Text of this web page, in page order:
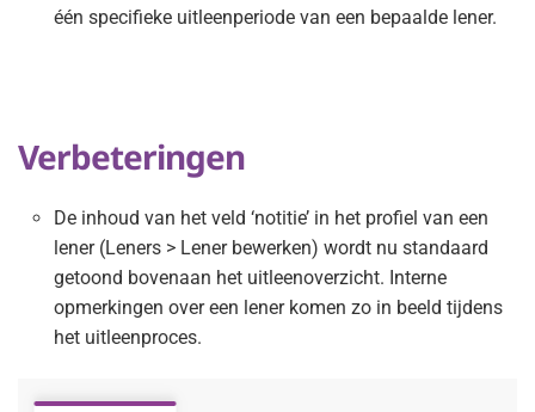
één specifieke uitleenperiode van een bepaalde lener.
Verbeteringen
De inhoud van het veld ‘notitie’ in het profiel van een
lener (Leners > Lener bewerken) wordt nu standaard
getoond bovenaan het uitleenoverzicht. Interne
opmerkingen over een lener komen zo in beeld tijdens
het uitleenproces.